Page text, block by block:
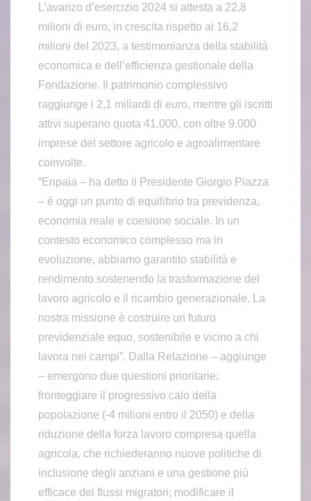
L’avanzo d’esercizio 2024 si attesta a 22,8
milioni di euro, in crescita rispetto ai 16,2
milioni del 2023, a testimonianza della stabilità
economica e dell’efficienza gestionale della
Fondazione. Il patrimonio complessivo
raggiunge i 2,1 miliardi di euro, mentre gli iscritti
attivi superano quota 41.000, con oltre 9.000
imprese del settore agricolo e agroalimentare
coinvolte.
“Enpaia – ha detto il Presidente Giorgio Piazza
– è oggi un punto di equilibrio tra previdenza,
economia reale e coesione sociale. In un
contesto economico complesso ma in
evoluzione, abbiamo garantito stabilità e
rendimento sostenendo la trasformazione del
lavoro agricolo e il ricambio generazionale. La
nostra missione è costruire un futuro
previdenziale equo, sostenibile e vicino a chi
lavora nei campi”. Dalla Relazione – aggiunge
– emergono due questioni prioritarie:
fronteggiare il progressivo calo della
popolazione (-4 milioni entro il 2050) e della
riduzione della forza lavoro compresa quella
agricola, che richiederanno nuove politiche di
inclusione degli anziani e una gestione più
efficace dei flussi migratori; modificare il